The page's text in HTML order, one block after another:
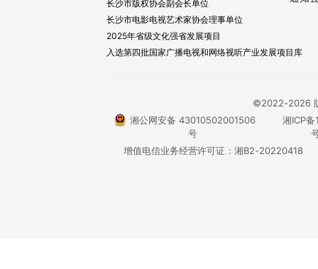
长沙市版权协会副会长单位
长沙市电影电视艺术家协会理事单位
2025年省级文化强省发展项目
入选第四批国家广播电视和网络视听产业发展项目库
©2022-2026
湘公网安备 43010502001506
号
湘ICP
增值电信业务经营许可证：湘B2-20220418